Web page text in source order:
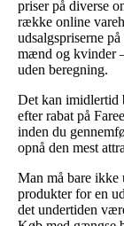
priser på diverse
række online
udsalgspriserne
mænd og kvinder
uden beregning.
Det kan imidlertid
efter rabat på
inden du
opnå den mest
Man må bare ikke
produkter for en
det undertiden